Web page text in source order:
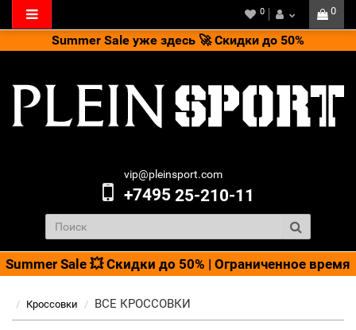
Summer Sale уже здесь 🚀 Скидки до 50%
0
0
vip@pleinsport.com
+749525-210-11
Summer Sale 💥 Скидки до 50% | Ограниченное время
Кроссовки ВСЕ КРОССОВКИ